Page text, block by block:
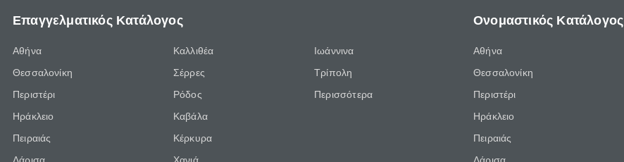
Επαγγελματικός Κατάλογος
Αθήνα
Θεσσαλονίκη
Περιστέρι
Ηράκλειο
Πειραιάς
Καλλιθέα
Σέρρες
Ρόδος
Καβάλα
Κέρκυρα
Ιωάννινα
Τρίπολη
Περισσότερα
Ονομαστικός Κατάλογος
Αθήνα
Θεσσαλονίκη
Περιστέρι
Ηράκλειο
Πειραιάς